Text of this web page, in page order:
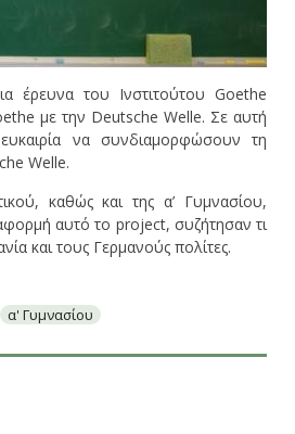
έρευνα του Ινστιτούτου Goethe
με την Deutsche Welle. Σε αυτή
να συνδιαμορφώσουν τη
Welle.
καθώς και της α’ Γυμνασίου,
αυτό το project, συζήτησαν τι
και τους Γερμανούς πολίτες.
α' Γυμνασίου